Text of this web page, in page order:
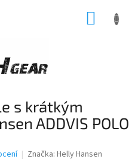
s krátkým
ADDVIS POLO
Značka: Helly Hansen